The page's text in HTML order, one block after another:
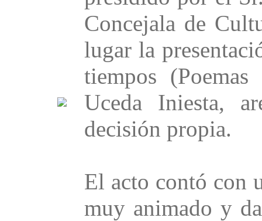
Concejala de
lugar la
tiempos
Uceda Iniesta,
decisión propia.
El acto contó con
muy animado y